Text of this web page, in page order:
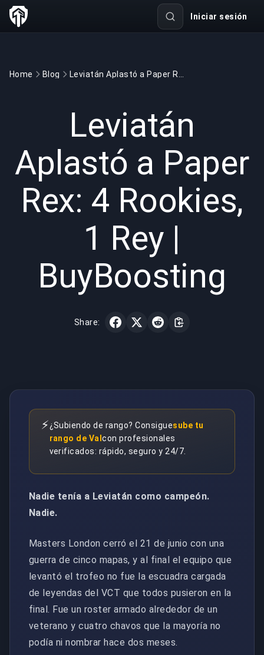
Iniciar sesión
Home Blog
Leviatán
Aplastó a Paper
Rex: 4 Rookies,
1 Rey |
BuyBoosting
Share:
⚡¿Subiendo de rango? Consiguesube tu
rango de Valcon profesionales
verificados: rápido, seguro y 24/7.
Nadie tenía a Leviatán como campeón.
Nadie.
Masters London cerró el 21 de junio con una
guerra de cinco mapas, y al final el equipo que
levantó el trofeo no fue la escuadra cargada
de leyendas del VCT que todos pusieron en la
final. Fue un roster armado alrededor de un
veterano y cuatro chavos que la mayoría no
podía ni nombrar hace dos meses.